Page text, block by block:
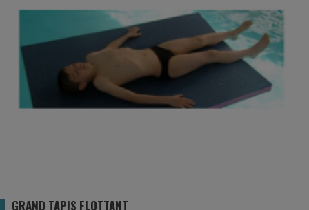
GRAND TAPIS FLOTTANT